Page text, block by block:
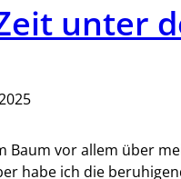
unter
Baum vor allem über
habe ich die